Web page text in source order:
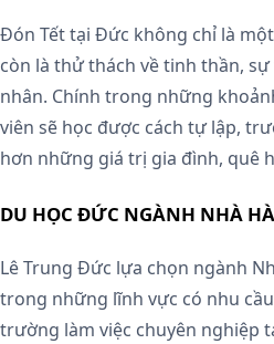
Đón Tết tại Đức không chỉ là
còn là thử thách về tinh thần,
nhân. Chính trong những
viên sẽ học được cách tự lập,
hơn những giá trị gia đình, quê
DU HỌC ĐỨC NGÀNH NHÀ
Lê Trung Đức lựa chọn ngành
trong những lĩnh vực có nhu
trường làm việc chuyên nghiệp